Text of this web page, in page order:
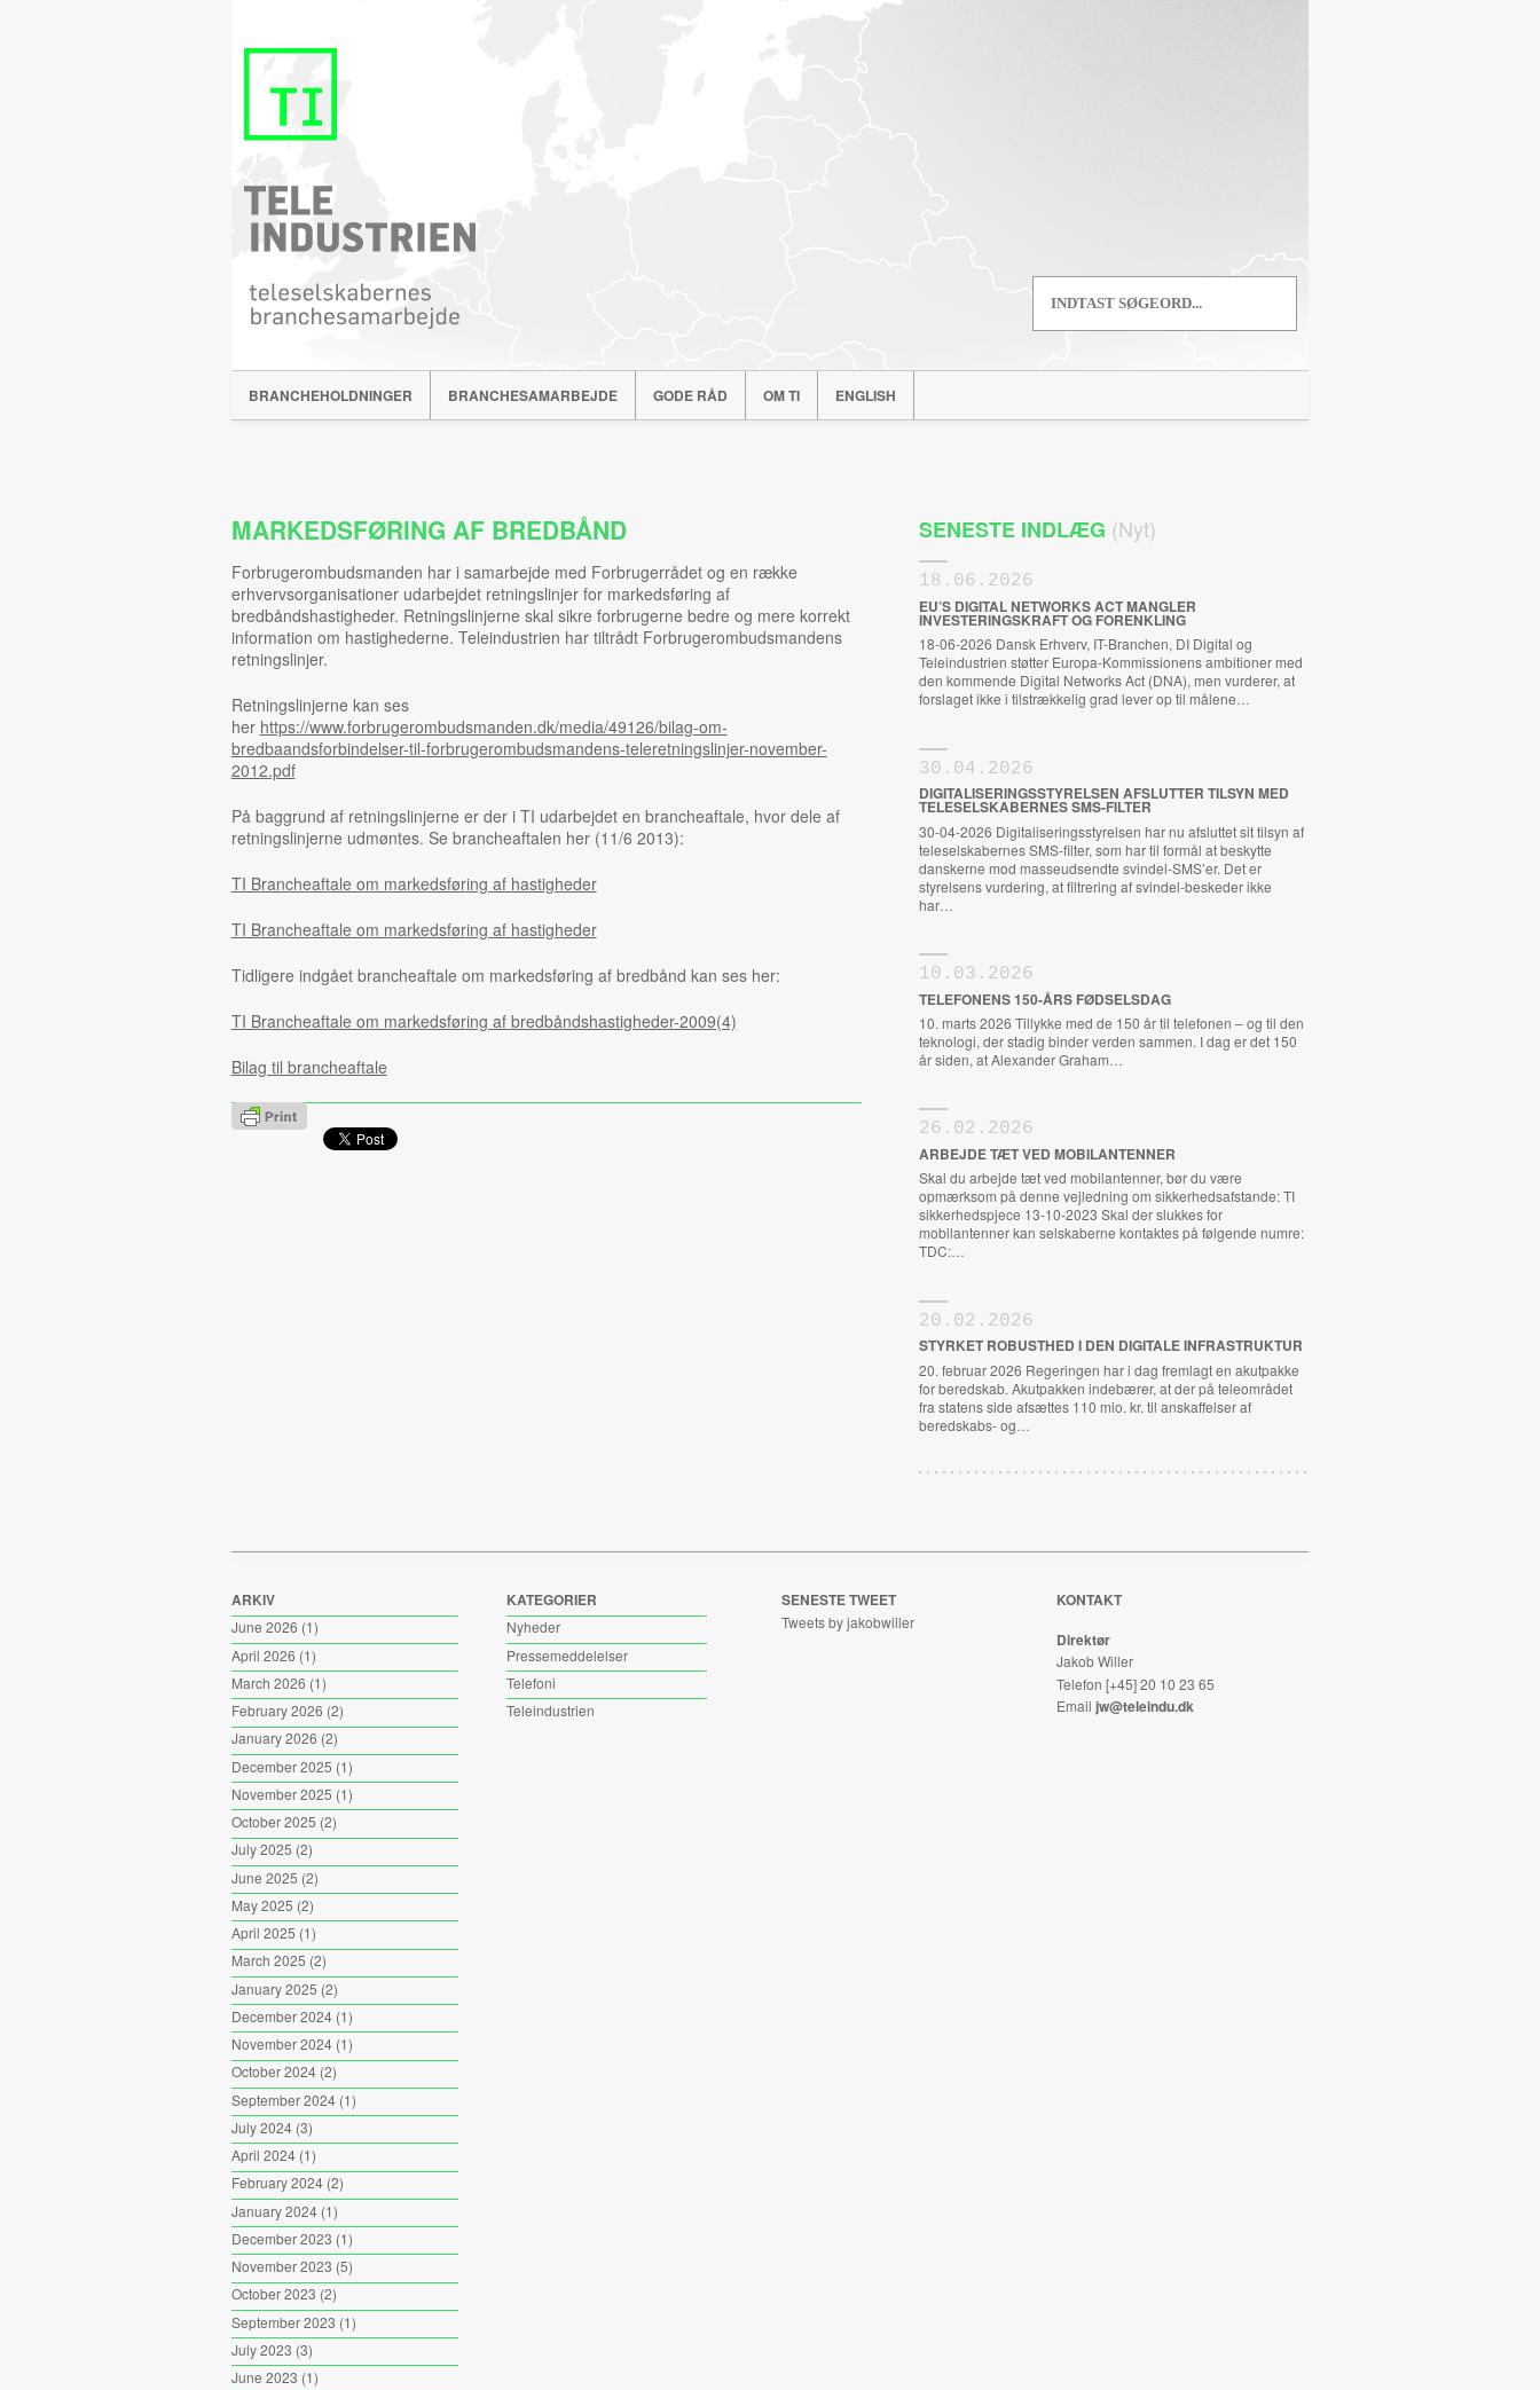
BRANCHEHOLDNINGER BRANCHESAMARBEJDE GODE RÅD OM TI ENGLISH
MARKEDSFØRING AF BREDBÅND
Forbrugerombudsmanden har i samarbejde med Forbrugerrådet og en række
erhvervsorganisationer udarbejdet retningslinjer for markedsføring af
bredbåndshastigheder. Retningslinjerne skal sikre forbrugerne bedre og mere korrekt
information om hastighederne. Teleindustrien har tiltrådt Forbrugerombudsmandens
retningslinjer.
Retningslinjerne kan ses
her https://www.forbrugerombudsmanden.dk/media/49126/bilag-om-
bredbaandsforbindelser-til-forbrugerombudsmandens-teleretningslinjer-november-
2012.pdf
På baggrund af retningslinjerne er der i TI udarbejdet en brancheaftale, hvor dele af
retningslinjerne udmøntes. Se brancheaftalen her (11/6 2013):
TI Brancheaftale om markedsføring af hastigheder
TI Brancheaftale om markedsføring af hastigheder
Tidligere indgået brancheaftale om markedsføring af bredbånd kan ses her:
TI Brancheaftale om markedsføring af bredbåndshastigheder-2009(4)
Bilag til brancheaftale
SENESTE INDLÆG (Nyt)
18.06.2026
EU’S DIGITAL NETWORKS ACT MANGLER
INVESTERINGSKRAFT OG FORENKLING
18-06-2026 Dansk Erhverv, IT-Branchen, DI Digital og
Teleindustrien støtter Europa-Kommissionens ambitioner med
den kommende Digital Networks Act (DNA), men vurderer, at
forslaget ikke i tilstrækkelig grad lever op til målene…
30.04.2026
DIGITALISERINGSSTYRELSEN AFSLUTTER TILSYN MED
TELESELSKABERNES SMS-FILTER
30-04-2026 Digitaliseringsstyrelsen har nu afsluttet sit tilsyn af
teleselskabernes SMS-filter, som har til formål at beskytte
danskerne mod masseudsendte svindel-SMS’er. Det er
styrelsens vurdering, at filtrering af svindel-beskeder ikke
har…
10.03.2026
TELEFONENS 150-ÅRS FØDSELSDAG
10. marts 2026 Tillykke med de 150 år til telefonen – og til den
teknologi, der stadig binder verden sammen. I dag er det 150
år siden, at Alexander Graham…
26.02.2026
ARBEJDE TÆT VED MOBILANTENNER
Skal du arbejde tæt ved mobilantenner, bør du være
opmærksom på denne vejledning om sikkerhedsafstande: TI
sikkerhedspjece 13-10-2023 Skal der slukkes for
mobilantenner kan selskaberne kontaktes på følgende numre:
TDC:…
20.02.2026
STYRKET ROBUSTHED I DEN DIGITALE INFRASTRUKTUR
20. februar 2026 Regeringen har i dag fremlagt en akutpakke
for beredskab. Akutpakken indebærer, at der på teleområdet
fra statens side afsættes 110 mio. kr. til anskaffelser af
beredskabs- og…
ARKIV
June 2026 (1)
April 2026 (1)
March 2026 (1)
February 2026 (2)
January 2026 (2)
December 2025 (1)
November 2025 (1)
October 2025 (2)
July 2025 (2)
June 2025 (2)
May 2025 (2)
April 2025 (1)
March 2025 (2)
January 2025 (2)
December 2024(1)
November 2024(1)
October 2024(2)
September 2024(1)
July 2024(3)
April 2024(1)
February 2024(2)
January 2024(1)
December 2023 (1)
November 2023 (5)
October 2023 (2)
September 2023 (1)
July 2023 (3)
June 2023 (1)
KATEGORIER
Nyheder
Pressemeddelelser
Telefoni
Teleindustrien
SENESTE TWEET
Tweets by jakobwiller
KONTAKT
Direktør
Jakob Willer
Telefon [+45] 20 10 23 65
Email jw@teleindu.dk